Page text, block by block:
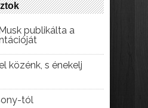
publikálta a
közénk, s énekelj
tól